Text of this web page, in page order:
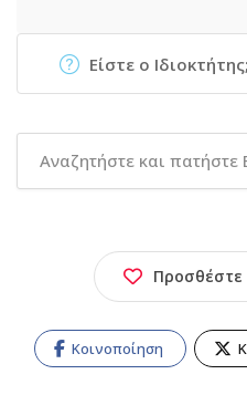
Είστε ο
Κοινοποίηση